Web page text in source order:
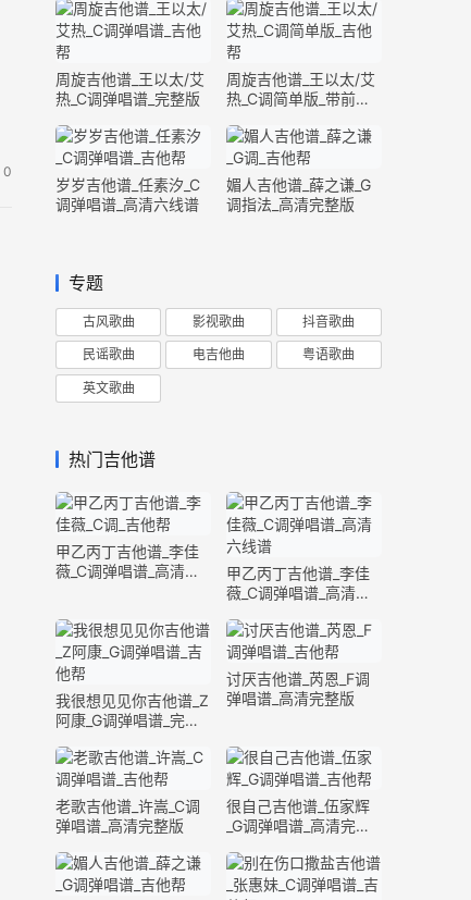
0
周旋吉他谱_王以太/艾
热_C调弹唱谱_完整版
周旋吉他谱_王以太/艾
热_C调简单版_带前奏
岁岁吉他谱_任素汐_C
调弹唱谱_高清六线谱
媚人吉他谱_薛之谦_G
调指法_高清完整版
专题
古风歌曲 影视歌曲 抖音歌曲
民谣歌曲 电吉他曲 粤语歌曲
英文歌曲
热门吉他谱
甲乙丙丁吉他谱_李佳
薇_C调弹唱谱_高清六
甲乙丙丁吉他谱_李佳
薇_C调弹唱谱_高清六
我很想见见你吉他谱_Z
阿康_G调弹唱谱_完整
讨厌吉他谱_芮恩_F调
弹唱谱_高清完整版
老歌吉他谱_许嵩_C调
弹唱谱_高清完整版
很自己吉他谱_伍家辉
_G调弹唱谱_高清完整